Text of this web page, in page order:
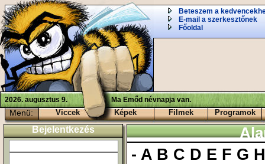
Beteszem a
E-mail a szerkesztőnek
Főoldal
2026. augusztus 9. Ma Emőd névnapja van.
Menü: Viccek Képek Filmek Programok
Bejelentkezés
-A B C D E F G